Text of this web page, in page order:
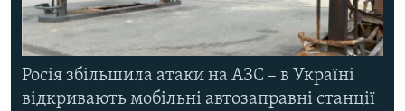
Росія збільшила атаки на АЗС – в Україні
відкривають мобільні автозаправні станції